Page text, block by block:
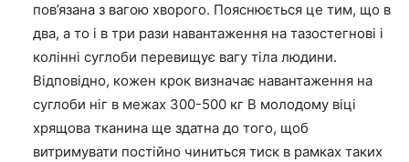
пов’язана з вагою хворого. Пояснюється це тим, що в
два, а то і в три рази навантаження на тазостегнові і
колінні суглоби перевищує вагу тіла людини.
Відповідно, кожен крок визначає навантаження на
суглоби ніг в межах 300-500 кг В молодому віці
хрящова тканина ще здатна до того, щоб
витримувати постійно чиниться тиск в рамках таких